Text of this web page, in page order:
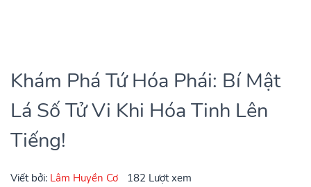
Khám Phá Tứ Hóa Phái: Bí Mật
Lá Số Tử Vi Khi Hóa Tinh Lên
Tiếng!
Viết bởi: Lâm Huyền Cơ
182 Lượt xem